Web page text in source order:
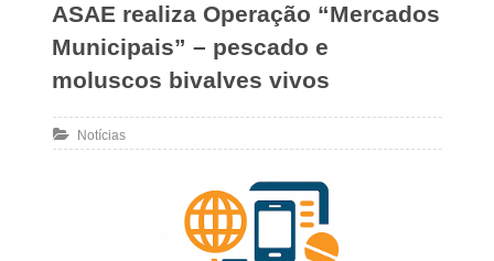
ASAE realiza Operação “Mercados
Municipais” – pescado e
moluscos bivalves vivos
Notícias